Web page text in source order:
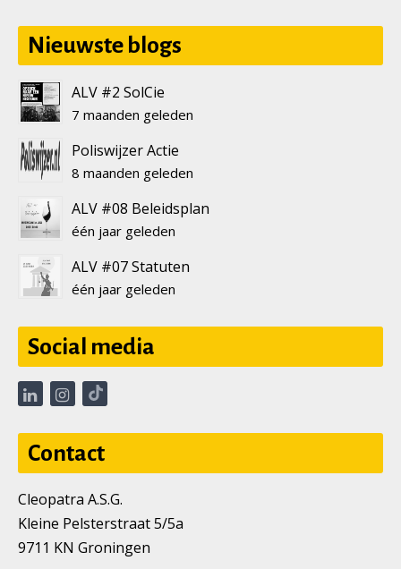
Nieuwste blogs
ALV #2 SolCie
7 maanden geleden
Poliswijzer Actie
8 maanden geleden
ALV #08 Beleidsplan
één jaar geleden
ALV #07 Statuten
één jaar geleden
Social media
Contact
Cleopatra A.S.G.
Kleine Pelsterstraat 5/5a
9711 KN Groningen